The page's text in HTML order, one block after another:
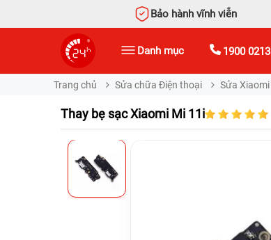
Bảo hành vĩnh viễn
Danh mục 1900 0213
Trang chủ Sửa chữa Điện thoại Sửa Xiaomi
Thay bẹ sạc Xiaomi Mi 11i